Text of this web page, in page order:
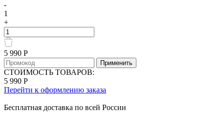
-
1
+
Количество
товара
Разбрасыватель
для
кораблика
5 990 Р
Применить
СТОИМОСТЬ ТОВАРОВ:
5 990 Р
Перейти к оформлению заказа
Бесплатная доставка по всей России